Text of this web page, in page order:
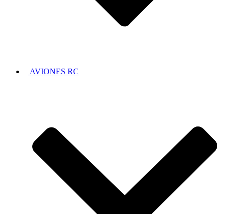
AVIONES RC